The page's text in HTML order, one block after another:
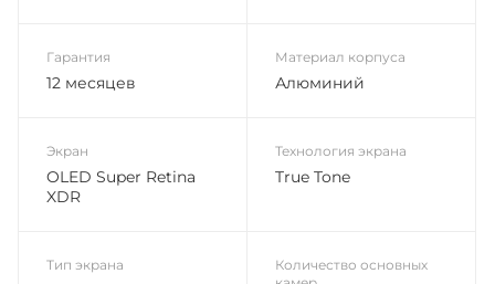
Гарантия
12 месяцев
Материал корпуса
Алюминий
Экран
OLED Super Retina
XDR
Технология экрана
True Tone
Тип экрана
Количество основных